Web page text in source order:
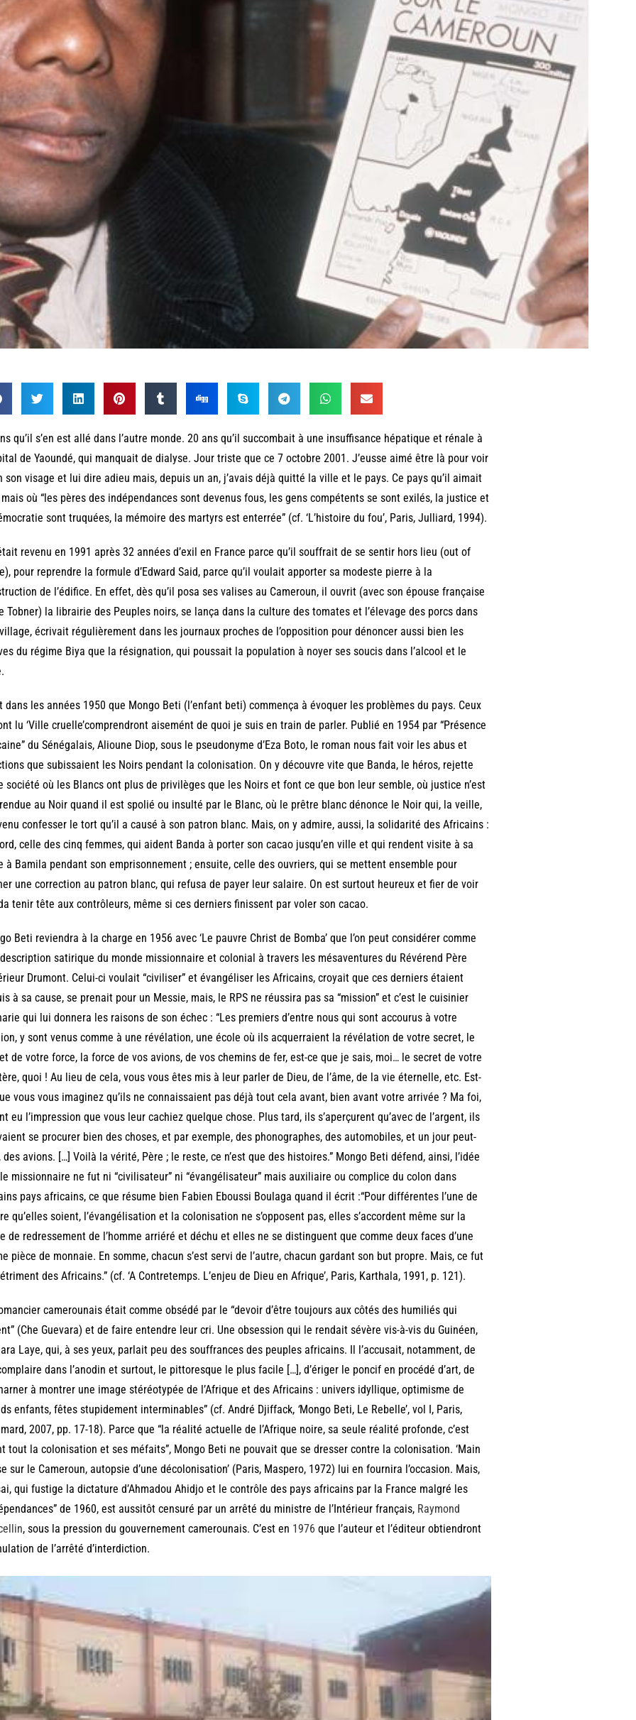
qu’il s’en est allé dans l’autre monde. 20 ans qu’il succombait à une insuffisance hépatique et rénale à
de Yaoundé, qui manquait de dialyse. Jour triste que ce 7 octobre 2001. J’eusse aimé être là pour voir
son visage et lui dire adieu mais, depuis un an, j’avais déjà quitté la ville et le pays. Ce pays qu’il aimait
où “les pères des indépendances sont devenus fous, les gens compétents se sont exilés, la justice et
sont truquées, la mémoire des martyrs est enterrée” (cf. ‘L’histoire du fou’, Paris, Julliard, 1994).
revenu en 1991 après 32 années d’exil en France parce qu’il souffrait de se sentir hors lieu (out of
pour reprendre la formule d’Edward Said, parce qu’il voulait apporter sa modeste pierre à la
de l’édifice. En effet, dès qu’il posa ses valises au Cameroun, il ouvrit (avec son épouse française
Tobner) la librairie des Peuples noirs, se lança dans la culture des tomates et l’élevage des porcs dans
écrivait régulièrement dans les journaux proches de l’opposition pour dénoncer aussi bien les
du régime Biya que la résignation, qui poussait la population à noyer ses soucis dans l’alcool et le
dans les années 1950 que Mongo Beti (l’enfant beti) commença à évoquer les problèmes du pays. Ceux
lu ‘Ville cruelle’comprendront aisemént de quoi je suis en train de parler. Publié en 1954 par “Présence
du Sénégalais, Alioune Diop, sous le pseudonyme d’Eza Boto, le roman nous fait voir les abus et
que subissaient les Noirs pendant la colonisation. On y découvre vite que Banda, le héros, rejette
société où les Blancs ont plus de privilèges que les Noirs et font ce que bon leur semble, où justice n’est
au Noir quand il est spolié ou insulté par le Blanc, où le prêtre blanc dénonce le Noir qui, la veille,
confesser le tort qu’il a causé à son patron blanc. Mais, on y admire, aussi, la solidarité des Africains :
celle des cinq femmes, qui aident Banda à porter son cacao jusqu’en ville et qui rendent visite à sa
à Bamila pendant son emprisonnement ; ensuite, celle des ouvriers, qui se mettent ensemble pour
une correction au patron blanc, qui refusa de payer leur salaire. On est surtout heureux et fier de voir
tenir tête aux contrôleurs, même si ces derniers finissent par voler son cacao.
Beti reviendra à la charge en 1956 avec ‘Le pauvre Christ de Bomba’ que l’on peut considérer comme
satirique du monde missionnaire et colonial à travers les mésaventures du Révérend Père
Drumont. Celui-ci voulait “civiliser” et évangéliser les Africains, croyait que ces derniers étaient
à sa cause, se prenait pour un Messie, mais, le RPS ne réussira pas sa “mission” et c’est le cuisinier
qui lui donnera les raisons de son échec : “Les premiers d’entre nous qui sont accourus à votre
y sont venus comme à une révélation, une école où ils acquerraient la révélation de votre secret, le
de votre force, la force de vos avions, de vos chemins de fer, est-ce que je sais, moi… le secret de votre
quoi ! Au lieu de cela, vous vous êtes mis à leur parler de Dieu, de l’âme, de la vie éternelle, etc. Est-
vous vous imaginez qu’ils ne connaissaient pas déjà tout cela avant, bien avant votre arrivée ? Ma foi,
eu l’impression que vous leur cachiez quelque chose. Plus tard, ils s’aperçurent qu’avec de l’argent, ils
se procurer bien des choses, et par exemple, des phonographes, des automobiles, et un jour peut-
des avions. […] Voilà la vérité, Père ; le reste, ce n’est que des histoires.” Mongo Beti défend, ainsi, l’idée
missionnaire ne fut ni “civilisateur” ni “évangélisateur” mais auxiliaire ou complice du colon dans
pays africains, ce que résume bien Fabien Eboussi Boulaga quand il écrit :“Pour différentes l’une de
qu’elles soient, l’évangélisation et la colonisation ne s’opposent pas, elles s’accordent même sur la
de redressement de l’homme arriéré et déchu et elles ne se distinguent que comme deux faces d’une
pièce de monnaie. En somme, chacun s’est servi de l’autre, chacun gardant son but propre. Mais, ce fut
des Africains.” (cf. ‘A Contretemps. L’enjeu de Dieu en Afrique’, Paris, Karthala, 1991, p. 121).
camerounais était comme obsédé par le “devoir d’être toujours aux côtés des humiliés qui
(Che Guevara) et de faire entendre leur cri. Une obsession qui le rendait sévère vis-à-vis du Guinéen,
Laye, qui, à ses yeux, parlait peu des souffrances des peuples africains. Il l’accusait, notamment, de
dans l’anodin et surtout, le pittoresque le plus facile […], d’ériger le poncif en procédé d’art, de
à montrer une image stéréotypée de l’Afrique et des Africains : univers idyllique, optimisme de
enfants, fêtes stupidement interminables” (cf. André Djiffack,‘Mongo Beti, Le Rebelle’, vol I, Paris,
2007, pp. 17-18). Parce que “la réalité actuelle de l’Afrique noire, sa seule réalité profonde, c’est
tout la colonisation et ses méfaits”, Mongo Beti ne pouvait que se dresser contre la colonisation. ‘Main
sur le Cameroun, autopsie d’une décolonisation’ (Paris, Maspero, 1972) lui en fournira l’occasion. Mais,
qui fustige la dictature d’Ahmadou Ahidjo et le contrôle des pays africains par la France malgré les
de 1960, est aussitôt censuré par un arrêté du ministre de l’Intérieur français, Raymond
, sous la pression du gouvernement camerounais. C’est en 1976 que l’auteur et l’éditeur obtiendront
de l’arrêté d’interdiction.